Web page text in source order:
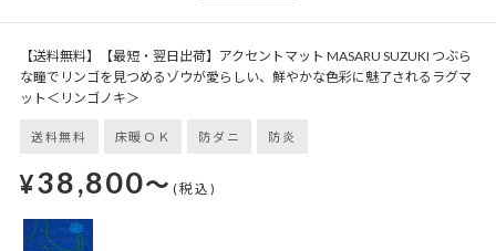
【送料無料】【最短・翌日出荷】アクセントマット MASARU SUZUKI つぶら
な瞳でリンゴを見つめるゾウが愛らしい、鮮やかな色彩に魅了されるラグマ
ット＜リンゴノキ＞
送料無料 床暖ＯＫ 防ダニ 防炎
¥38,800～ (税込)